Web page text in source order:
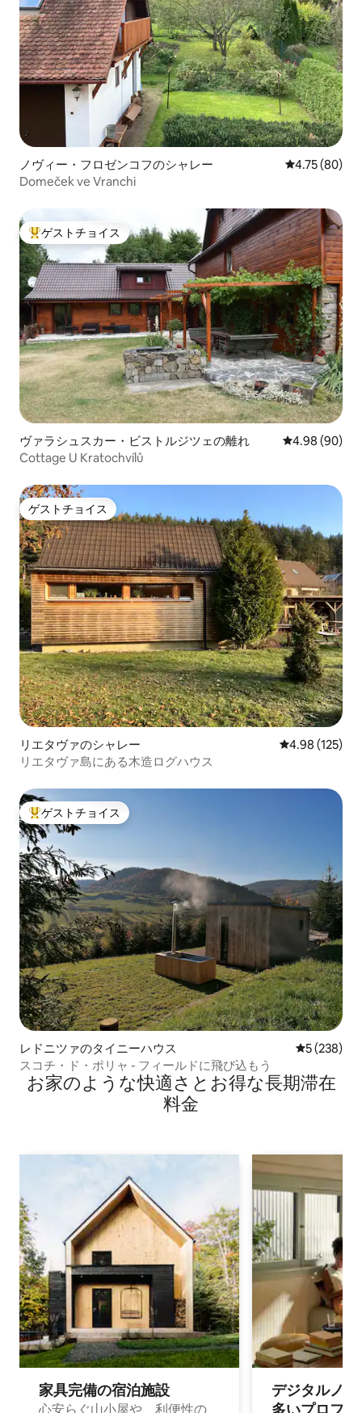
ノヴィー・フロゼンコフのシャレー レビュー80
4.75 (80)
Domeček ve Vranchi
大好評のゲストチョイスです。
ゲストチョイス
ヴァラシュスカー・ビストルジツェの離れ レビュー90件
4.98 (90)
Cottage U Kratochvílů
ゲストチョイス
ゲストチョイス
リエタヴァのシャレー レビュー125
4.98 (125)
リエタヴァ島にある木造ログハウス
大好評のゲストチョイスです。
ゲストチョイス
レドニツァのタイニーハウス レビュー
5 (238)
スコチ・ド・ポリャ - フィールドに飛び込もう
お家のような快⁠適⁠さ⁠とお⁠得⁠な長⁠期⁠滞⁠在
料⁠金
家具完備の宿⁠泊⁠施⁠設
心安らぐ山小屋や、利便性の
デジタルノ